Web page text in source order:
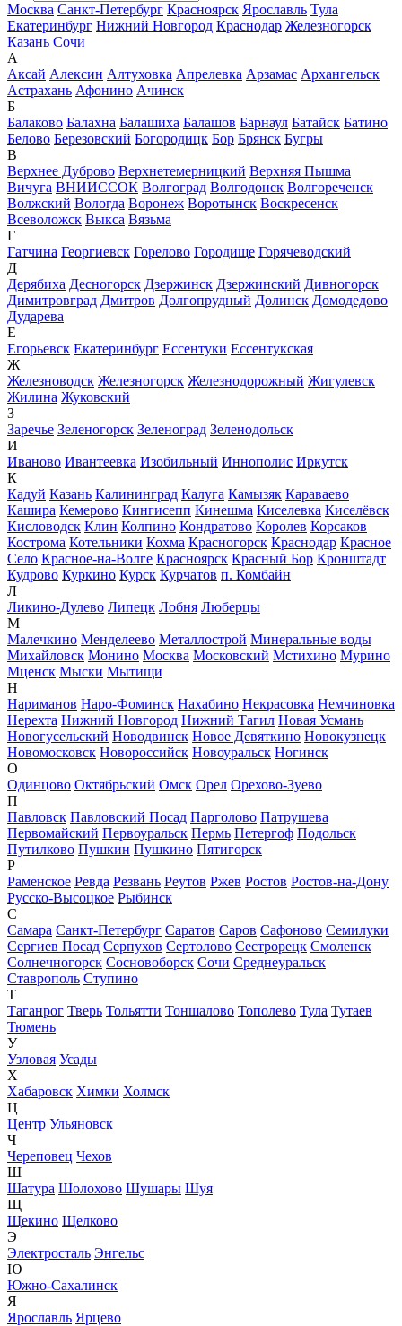
Москва Санкт-Петербург Красноярск Ярославль Тула
Екатеринбург Нижний Новгород Краснодар Железногорск
Казань Сочи
А
Аксай Алексин Алтуховка Апрелевка Арзамас Архангельск
Астрахань Афонино Ачинск
Б
Балаково Балахна Балашиха Балашов Барнаул Батайск Батино
Белово Березовский Богородицк Бор Брянск Бугры
В
Верхнее Дуброво Верхнетемерницкий Верхняя Пышма
Вичуга ВНИИССОК Волгоград Волгодонск Волгореченск
Волжский Вологда Воронеж Воротынск Воскресенск
Всеволожск Выкса Вязьма
Г
Гатчина Георгиевск Горелово Городище Горячеводский
Д
Дерябиха Десногорск Дзержинск Дзержинский Дивногорск
Димитровград Дмитров Долгопрудный Долинск Домодедово
Дударева
Е
Егорьевск Екатеринбург Ессентуки Ессентукская
Ж
Железноводск Железногорск Железнодорожный Жигулевск
Жилина Жуковский
З
Заречье Зеленогорск Зеленоград Зеленодольск
И
Иваново Ивантеевка Изобильный Иннополис Иркутск
К
Кадуй Казань Калининград Калуга Камызяк Караваево
Кашира Кемерово Кингисепп Кинешма Киселевка Киселёвск
Кисловодск Клин Колпино Кондратово Королев Корсаков
Кострома Котельники Кохма Красногорск Краснодар Красное
Село Красное-на-Волге Красноярск Красный Бор Кронштадт
Кудрово Куркино Курск Курчатов п. Комбайн
Л
Ликино-Дулево Липецк Лобня Люберцы
М
Малечкино Менделеево Металлострой Минеральные воды
Михайловск Монино Москва Московский Мстихино Мурино
Мценск Мыски Мытищи
Н
Нариманов Наро-Фоминск Нахабино Некрасовка Немчиновка
Нерехта Нижний Новгород Нижний Тагил Новая Усмань
Новогусельский Новодвинск Новое Девяткино Новокузнецк
Новомосковск Новороссийск Новоуральск Ногинск
О
Одинцово Октябрьский Омск Орел Орехово-Зуево
П
Павловск Павловский Посад Парголово Патрушева
Первомайский Первоуральск Пермь Петергоф Подольск
Путилково Пушкин Пушкино Пятигорск
Р
Раменское Ревда Резвань Реутов Ржев Ростов Ростов-на-Дону
Русско-Высоцкое Рыбинск
С
Самара Санкт-Петербург Саратов Саров Сафоново Семилуки
Сергиев Посад Серпухов Сертолово Сестрорецк Смоленск
Солнечногорск Сосновоборск Сочи Среднеуральск
Ставрополь Ступино
Т
Таганрог Тверь Тольятти Тоншалово Тополево Тула Тутаев
Тюмень
У
Узловая Усады
Х
Хабаровск Химки Холмск
Ц
Центр Ульяновск
Ч
Череповец Чехов
Ш
Шатура Шолохово Шушары Шуя
Щ
Щекино Щелково
Э
Электросталь Энгельс
Ю
Южно-Сахалинск
Я
Ярославль Ярцево